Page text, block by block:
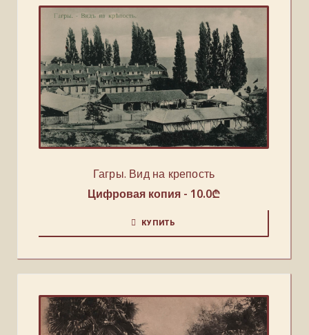
Гагры. Вид на крепость
Цифровая копия - 10.0₾
КУПИТЬ